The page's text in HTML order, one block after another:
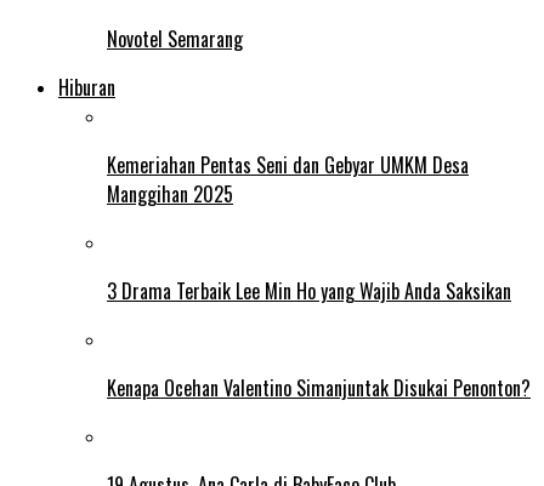
Novotel Semarang
Hiburan
Kemeriahan Pentas Seni dan Gebyar UMKM Desa
Manggihan 2025
3 Drama Terbaik Lee Min Ho yang Wajib Anda Saksikan
Kenapa Ocehan Valentino Simanjuntak Disukai Penonton?